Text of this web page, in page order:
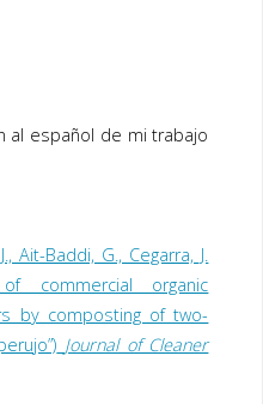
al español de mi trabajo
Ait-Baddi, G., Cegarra, J.
commercial organic
by composting of two-
Journal of Cleaner